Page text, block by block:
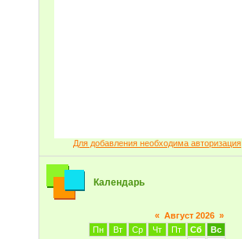
Для добавления необходима авторизация
Календарь
« Август 2026 »
Пн
Вт Ср Чт Пт Сб
Вс